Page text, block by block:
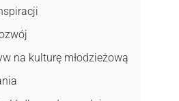
na kulturę młodzieżową